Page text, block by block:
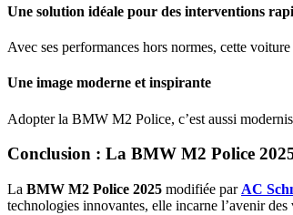
Une solution idéale pour des interventions
Avec ses performances hors normes, cette
Une image moderne et inspirante
Adopter la BMW M2 Police, c’est aussi
Conclusion : La BMW M2 Police
La BMW M2 Police 2025 modifiée par AC
technologies innovantes, elle incarne l’avenir